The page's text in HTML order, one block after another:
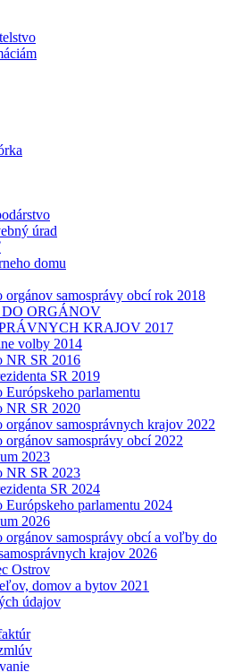
úrad
domu
samosprávy obcí rok 2018
ORGÁNOV
KRAJOV 2017
volby 2014
NR SR 2016
SR 2019
parlamentu
NR SR 2020
samosprávnych krajov 2022
samosprávy obcí 2022
2023
NR SR 2023
SR 2024
parlamentu 2024
2026
samosprávy obcí a voľby do
krajov 2026
Ostrov
domov a bytov 2021
údajov